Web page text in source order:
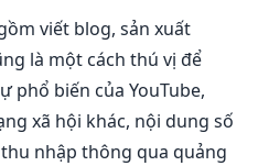
viết blog, sản xuất
là một cách thú vị để
phổ biến của YouTube,
xã hội khác, nội dung số
nhập thông qua quảng